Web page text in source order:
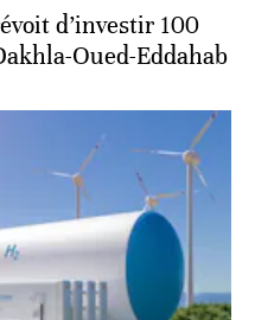
d’investir 100
Oued-Eddahab